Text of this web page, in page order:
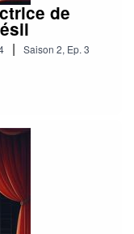
de
| Saison 2, Ep. 3